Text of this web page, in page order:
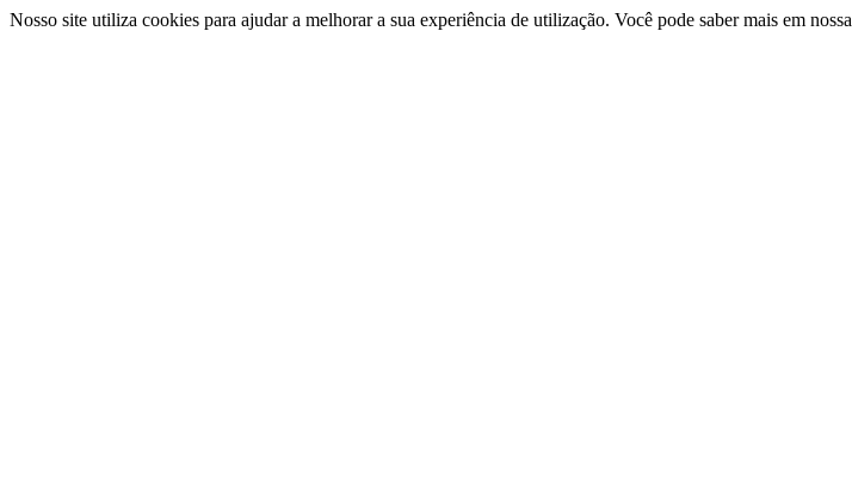
Nosso site utiliza cookies para ajudar a melhorar a sua experiência de utilização. Você pode saber mais em nossa